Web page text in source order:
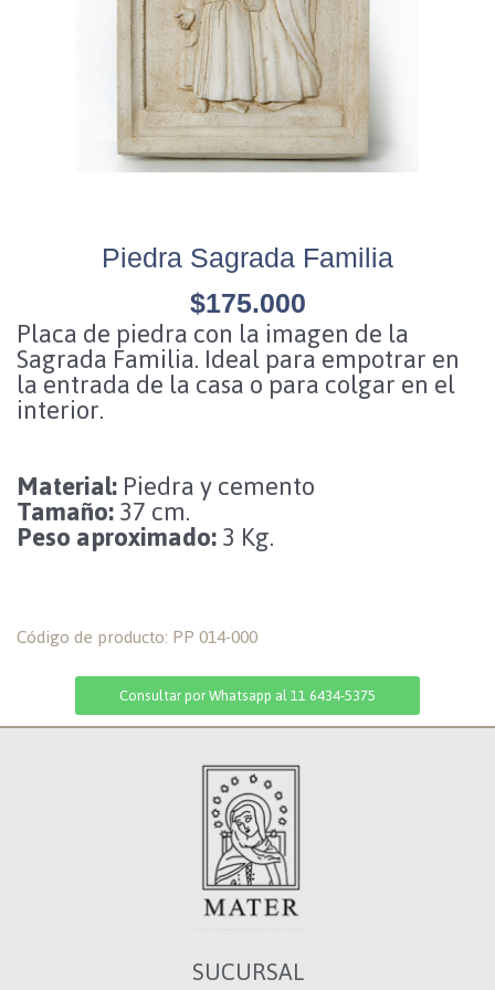
Piedra Sagrada Familia
$175.000
Placa de piedra con la imagen de la
Sagrada Familia. Ideal para empotrar en
la entrada de la casa o para colgar en el
interior.
Material:Piedra y cemento
Tamaño:37 cm.
Peso aproximado:3 Kg.
Código de producto: PP 014-000
Consultar por Whatsapp al 11 6434-5375
SUCURSAL